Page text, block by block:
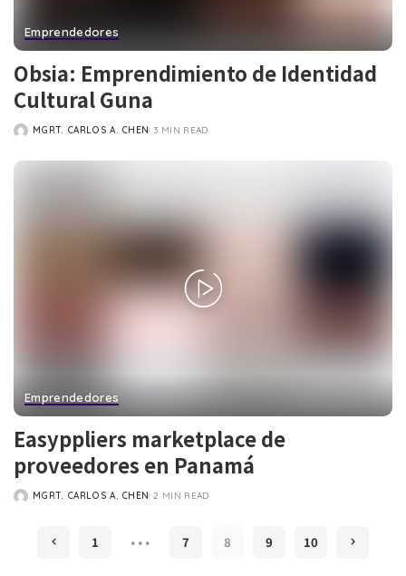
Emprendedores
Obsia: Emprendimiento de Identidad
Cultural Guna
POSTED
MGRT. CARLOS A. CHEN 3 MIN READ
Emprendedores
Easyppliers marketplace de
proveedores en Panamá
POSTED
MGRT. CARLOS A. CHEN 2 MIN READ
1 … 7 8 9 10